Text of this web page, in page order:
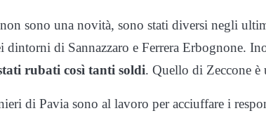
non sono una novità, sono stati diversi negli
dintorni di Sannazzaro e Ferrera Erbognone.
rubati così tanti soldi. Quello di Zeccone
di Pavia sono al lavoro per acciuffare i